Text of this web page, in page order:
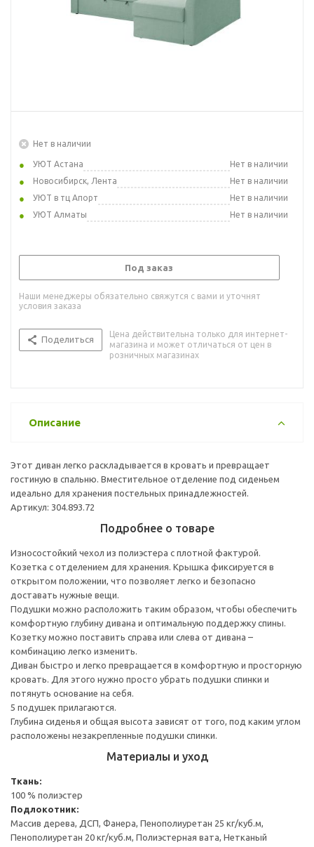
Нет в наличии
УЮТ Астана
Нет в наличии
Новосибирск, Лента
Нет в наличии
УЮТ в тц Апорт
Нет в наличии
УЮТ Алматы
Нет в наличии
Под заказ
Наши менеджеры обязательно свяжутся с вами и уточнят
условия заказа
Поделиться
Цена действительна только для интернет-
магазина и может отличаться от цен в
розничных магазинах
Описание
Этот диван легко раскладывается в кровать и превращает
гостиную в спальню. Вместительное отделение под сиденьем
идеально для хранения постельных принадлежностей.
Артикул: 304.893.72
Подробнее о товаре
Износостойкий чехол из полиэстера с плотной фактурой.
Козетка с отделением для хранения. Крышка фиксируется в
открытом положении, что позволяет легко и безопасно
доставать нужные вещи.
Подушки можно расположить таким образом, чтобы обеспечить
комфортную глубину дивана и оптимальную поддержку спины.
Козетку можно поставить справа или слева от дивана –
комбинацию легко изменить.
Диван быстро и легко превращается в комфортную и просторную
кровать. Для этого нужно просто убрать подушки спинки и
потянуть основание на себя.
5 подушек прилагаются.
Глубина сиденья и общая высота зависят от того, под каким углом
расположены незакрепленные подушки спинки.
Материалы и уход
Ткань:
100 % полиэстер
Подлокотник:
Массив дерева, ДСП, Фанера, Пенополиуретан 25 кг/куб.м,
Пенополиуретан 20 кг/куб.м, Полиэстерная вата, Нетканый